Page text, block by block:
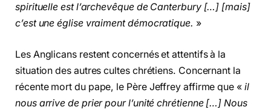
spirituelle est l’archevêque de Canterbury […] [mais]
c’est une église vraiment démocratique. »
Les Anglicans restent concernés et attentifs à la
situation des autres cultes chrétiens. Concernant la
récente mort du pape, le Père Jeffrey affirme que « il
nous arrive de prier pour l’unité chrétienne […] Nous